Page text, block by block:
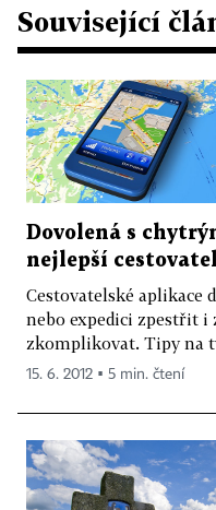
Související
Dovolená s
nejlepší
Cestovatelské aplikace
nebo expedici zpestřit i
zkomplikovat. Tipy na
15. 6. 2012 ▪ 5 min. čtení